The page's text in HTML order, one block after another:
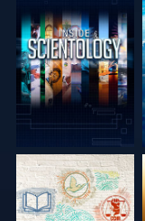
DÉCOUVRIR LES